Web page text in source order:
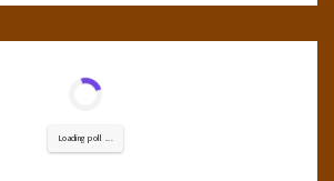
Loading poll ...